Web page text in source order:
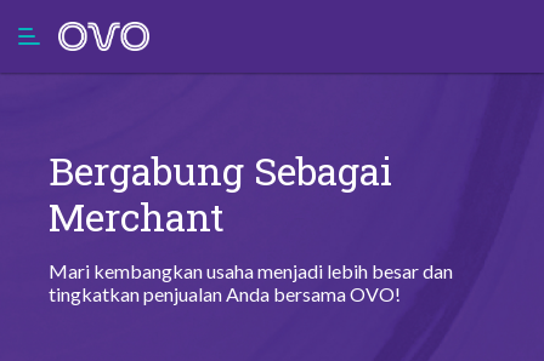
Bergabung Sebagai
Merchant
Mari kembangkan usaha menjadi lebih besar dan
tingkatkan penjualan Anda bersama OVO!